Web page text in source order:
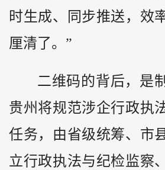
时生成、同步推送，效
厘清了。”
二维码的背后，是
贵州将规范涉企行政执
任务，由省级统筹、市
立行政执法与纪检监察